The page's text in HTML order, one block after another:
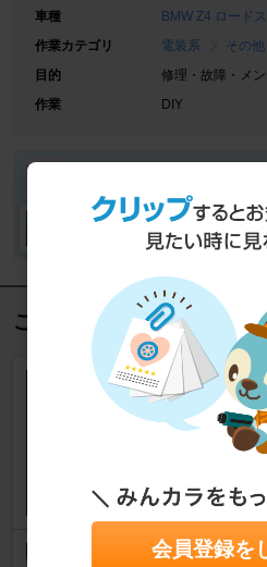
車種
BMW Z4 ロード
作業カテゴリ
電装系 その他
目的
修理・故障・メ
作業
DIY
この記事を見た人におすす
E85 Z4
換編
Z4 ロードス
42
シフトポ
会員登録を